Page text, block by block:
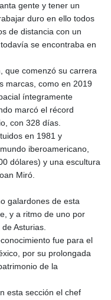
gente y tener un
duro en ello todos
de distancia con un
se encontraba en
que comenzó su carrera
marcas, como en 2019
íntegramente
marcó el récord
con 328 días.
en 1981 y
iberoamericano,
dólares) y una escultura
Miró.
galardones de esta
y a ritmo de uno por
Asturias.
fue para el
por su prolongada
de la
esta sección el chef